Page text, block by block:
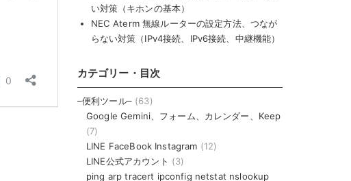
い対策（キホンの基本）
NEC Aterm 無線ルーターの設定方法、つなが
らない対策（IPv4接続、IPv6接続、中継機能）
カテゴリー・目次
–便利ツール–(63)
Google Gemini、フォーム、カレンダー、Keep
(7)
LINE FaceBook Instagram (12)
LINE公式アカウント (3)
ping arp tracert ipconfig netstat nslookup